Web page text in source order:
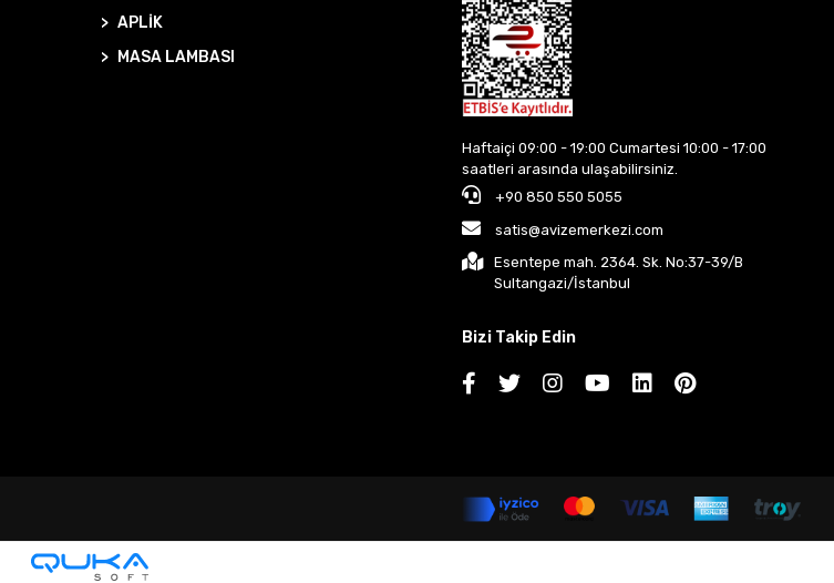
APLİK
MASA LAMBASI
Haftaiçi 09:00 - 19:00 Cumartesi 10:00 - 17:00
saatleri arasında ulaşabilirsiniz.
+90 850 550 5055
satis@avizemerkezi.com
Esentepe mah. 2364. Sk. No:37-39/B
Sultangazi/İstanbul
Bizi Takip Edin